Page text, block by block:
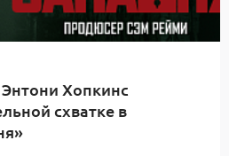
Хопкинс
схватке в